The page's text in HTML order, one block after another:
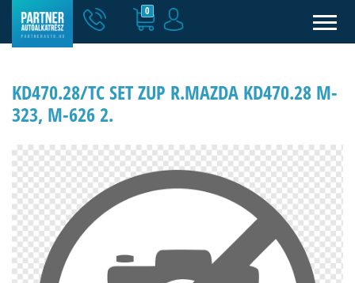
0
KD470.28/TC SET ZUP R.MAZDA KD470.28 M-
323, M-626 2.